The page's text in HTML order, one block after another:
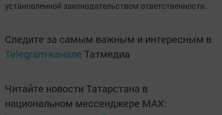
установленной законодательством ответственности.
Следите за самым важным и интересным в
Telegram-канале Татмедиа
Читайте новости Татарстана в
национальном мессенджере MАХ: